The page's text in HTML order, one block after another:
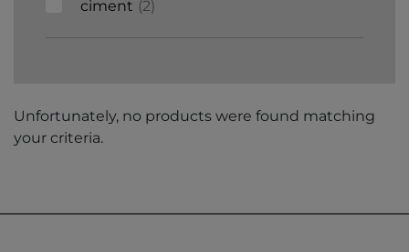
ciment
2
Unfortunately, no products were found matching
your criteria.